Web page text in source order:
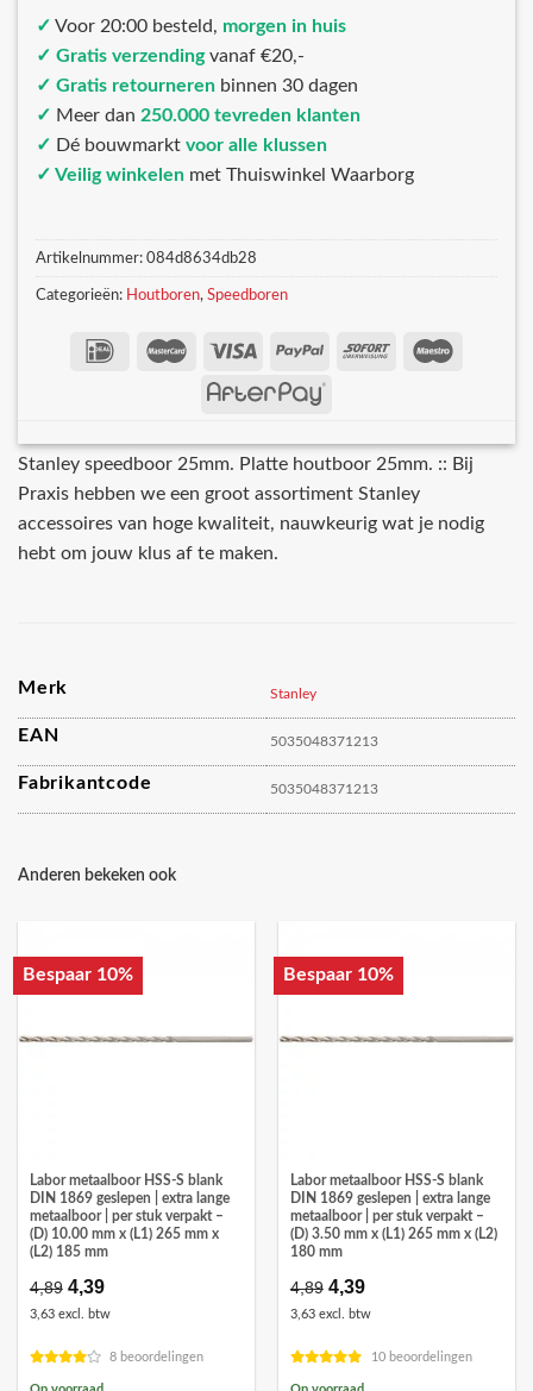
✓ Voor 20:00 besteld, morgen in huis
✓ Gratis verzendingvanaf €20,-
✓ Gratis retourneren binnen 30 dagen
✓ Meer dan 250.000 tevreden klanten
✓ Dé bouwmarkt voor alle klussen
✓ Veilig winkelen met Thuiswinkel Waarborg
Artikelnummer: 084d8634db28
Categorieën: Houtboren, Speedboren
Stanley speedboor 25mm. Platte houtboor 25mm. :: Bij
Praxis hebben we een groot assortiment Stanley
accessoires van hoge kwaliteit, nauwkeurig wat je nodig
hebt om jouw klus af te maken.
Merk Stanley
EAN 5035048371213
Fabrikantcode 5035048371213
Anderen bekeken ook
Bespaar 10%
Labor metaalboor HSS-S blank
DIN 1869 geslepen | extra lange
metaalboor | per stuk verpakt –
(D) 10.00 mm x (L1) 265 mm x
(L2) 185 mm
4,89 Oorspronkelijke
prijs
was:
4,39Huidige
is:
3,63 excl. btw
8 beoordelingen
Bespaar 10%
Labor metaalboor HSS-S blank
DIN 1869 geslepen | extra lange
metaalboor | per stuk verpakt –
(D) 3.50 mm x (L1) 265 mm x (L2)
180 mm
4,89 Oorspronkelijke
prijs
was:
4,39Huidige
is:
3,63 excl. btw
10 beoordelingen